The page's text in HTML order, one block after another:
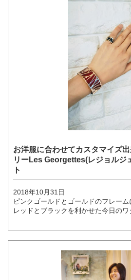
お洋服に合わせてカスタマイズ
リーLes Georgettes(レジョルジ
ト
2018年10月31日
ピンクゴールドとゴールドのフレー
レッドとブラックを利かせた今日の